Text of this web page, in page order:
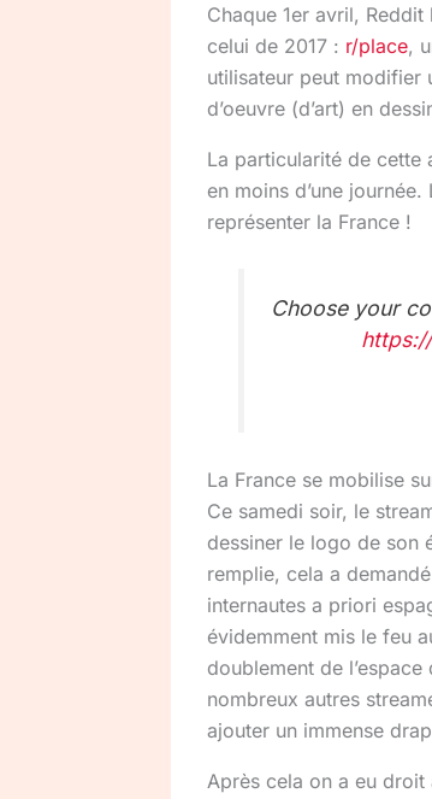
Chaque 1er avril,
celui de 2017 : r/place,
utilisateur peut modifier
d’oeuvre (d’art) en
La particularité de cette
en moins d’une
représenter la France !
Choose your
La France se mobilise
Ce samedi soir, le
dessiner le logo de son
remplie, cela a
internautes a priori
évidemment mis le feu
doublement de
nombreux autres
ajouter un immense
Après cela on a eu droit